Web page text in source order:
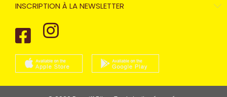
INSCRIPTION À LA NEWSLETTER